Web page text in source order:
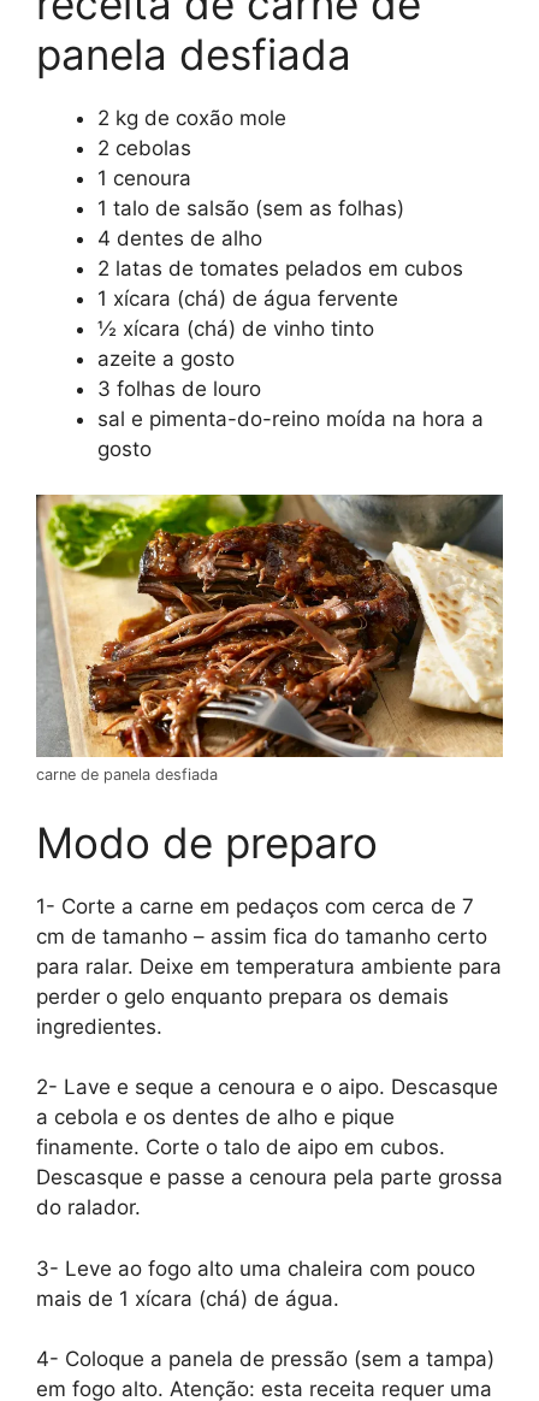
panela desfiada
2 kg de coxão mole
2 cebolas
1 cenoura
1 talo de salsão (sem as folhas)
4 dentes de alho
2 latas de tomates pelados em cubos
1 xícara (chá) de água fervente
½ xícara (chá) de vinho tinto
azeite a gosto
3 folhas de louro
sal e pimenta-do-reino moída na hora a
gosto
carne de panela desfiada
Modo de preparo
1- Corte a carne em pedaços com cerca de 7
cm de tamanho – assim fica do tamanho certo
para ralar. Deixe em temperatura ambiente para
perder o gelo enquanto prepara os demais
ingredientes.
2- Lave e seque a cenoura e o aipo. Descasque
a cebola e os dentes de alho e pique
finamente. Corte o talo de aipo em cubos.
Descasque e passe a cenoura pela parte grossa
do ralador.
3- Leve ao fogo alto uma chaleira com pouco
mais de 1 xícara (chá) de água.
4- Coloque a panela de pressão (sem a tampa)
em fogo alto. Atenção: esta receita requer uma